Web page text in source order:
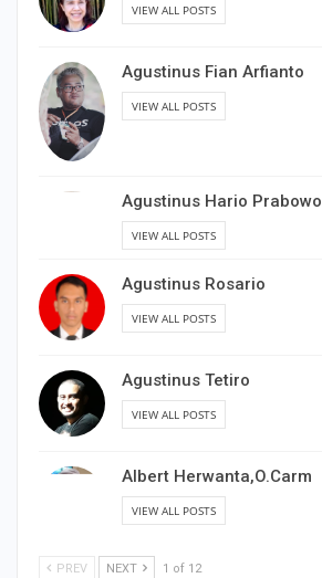
VIEW ALL POSTS
Agustinus Fian Arfianto
VIEW ALL POSTS
Agustinus Hario Prabowo
VIEW ALL POSTS
Agustinus Rosario
VIEW ALL POSTS
Agustinus Tetiro
VIEW ALL POSTS
Albert Herwanta,O.Carm
VIEW ALL POSTS
PREV NEXT 1 of 12